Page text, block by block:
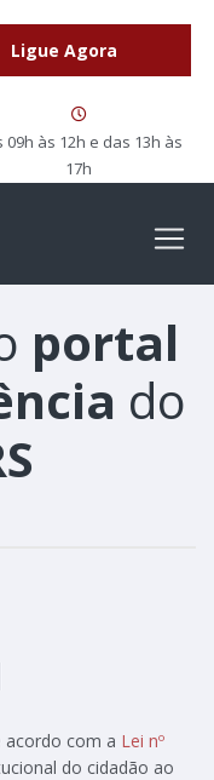
09h às 12h e das 13h às
17h
portal
do
acordo com a Lei nº
do cidadão ao